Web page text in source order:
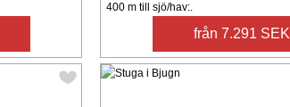
400 m till sjö/hav:.
från 7.291 SEK